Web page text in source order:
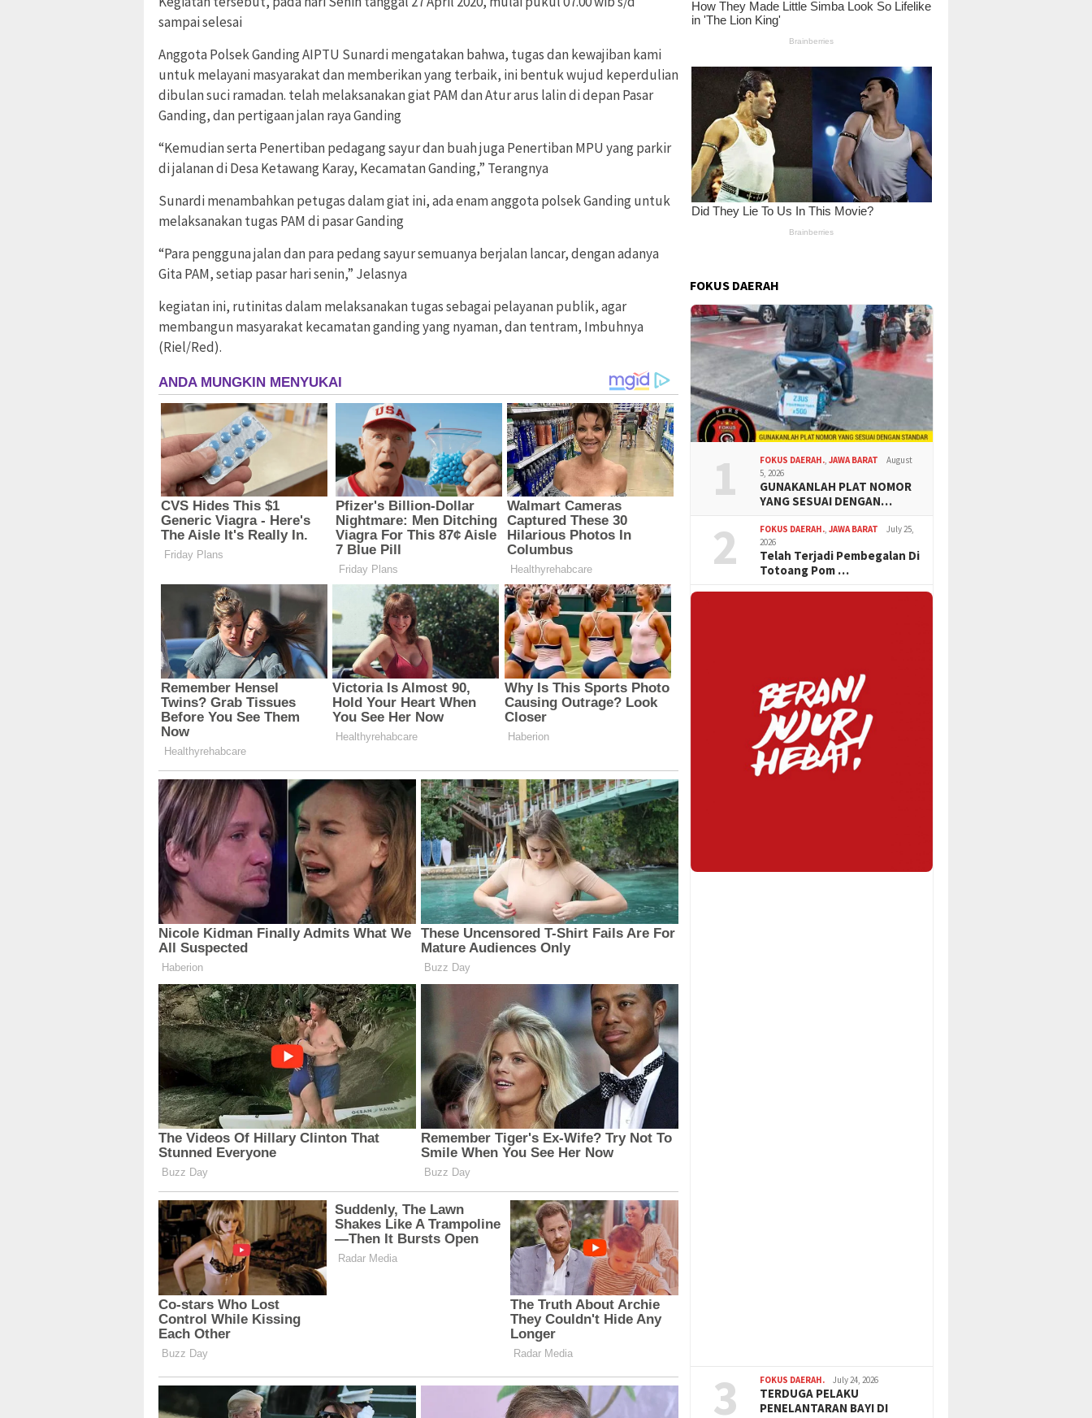
sampai selesai
Anggota Polsek Ganding AIPTU Sunardi mengatakan bahwa, tugas dan kewajiban kami
untuk melayani masyarakat dan memberikan yang terbaik, ini bentuk wujud keperdulian
dibulan suci ramadan. telah melaksanakan giat PAM dan Atur arus lalin di depan Pasar
Ganding, dan pertigaan jalan raya Ganding
“Kemudian serta Penertiban pedagang sayur dan buah juga Penertiban MPU yang parkir
di jalanan di Desa Ketawang Karay, Kecamatan Ganding,” Terangnya
Sunardi menambahkan petugas dalam giat ini, ada enam anggota polsek Ganding untuk
melaksanakan tugas PAM di pasar Ganding
“Para pengguna jalan dan para pedang sayur semuanya berjalan lancar, dengan adanya
Gita PAM, setiap pasar hari senin,” Jelasnya
kegiatan ini, rutinitas dalam melaksanakan tugas sebagai pelayanan publik, agar
membangun masyarakat kecamatan ganding yang nyaman, dan tentram, Imbuhnya
(Riel/Red).
FOKUS DAERAH
1 FOKUS DAERAH.,JAWA BARAT
August
5, 2026
GUNAKANLAH PLAT NOMOR
YANG SESUAI DENGAN…
2 FOKUS DAERAH.,JAWA BARAT
July 25,
2026
Telah Terjadi Pembegalan Di
Totoang Pom …
3 FOKUS DAERAH. July 24, 2026
TERDUGA PELAKU
PENELANTARAN BAYI DI